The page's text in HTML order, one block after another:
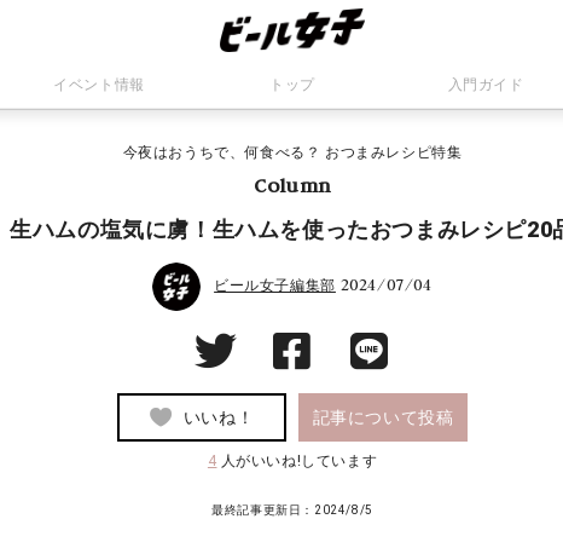
イベント情報 トップ 入門ガイド
今夜はおうちで、何食べる？ おつまみレシピ特集
Column
生ハムの塩気に虜！生ハムを使ったおつまみレシピ20
ビール女子編集部 2024/07/04
いいね！ 記事について投稿
4 人がいいね!しています
最終記事更新日：2024/8/5